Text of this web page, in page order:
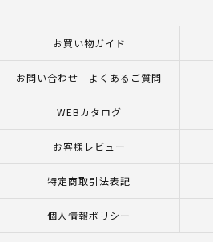
お買い物ガイド
お問い合わせ - よくあるご質問
WEBカタログ
お客様レビュー
特定商取引法表記
個人情報ポリシー